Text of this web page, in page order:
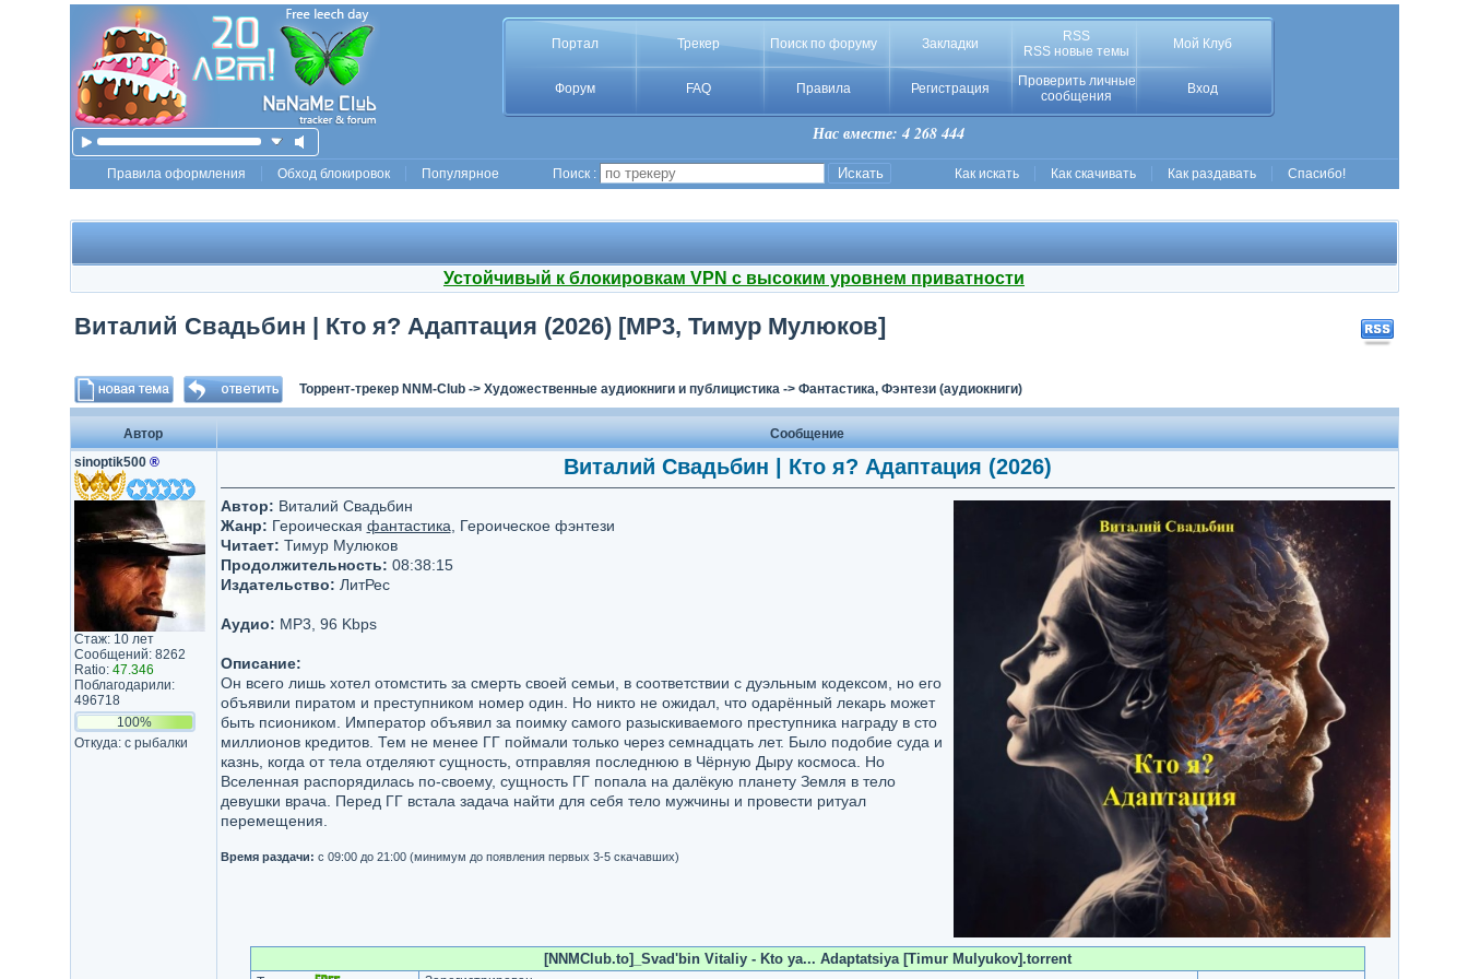
Портал Трекер Поиск по форуму Закладки
RSS
RSS новые темы
Мой Клуб
Форум FAQ Правила Регистрация
Проверить личные
сообщения
Вход
Нас вместе: 4 268 444
Правила оформления Обход блокировок Популярное Поиск : Как искать Как скачивать Как раздавать Спасибо!
Устойчивый к блокировкам VPN с высоким уровнем приватности
Виталий Свадьбин | Кто я? Адаптация (2026) [MP3, Тимур Мулюков]
Торрент-трекер NNM-Club-> Художественные аудиокниги и публицистика-> Фантастика, Фэнтези (аудиокниги)
Автор
Сообщение
sinoptik500 ®
Стаж: 10 лет
Сообщений: 8262
Ratio: 47.346
Поблагодарили:
496718
100%
Откуда: с рыбалки
Виталий Свадьбин | Кто я? Адаптация (2026)
Автор: Виталий Свадьбин
Жанр: Героическая фантастика , Героическое фэнтези
Читает: Тимур Мулюков
Продолжительность: 08:38:15
Издательство: ЛитРес
Аудио: MP3, 96 Kbps
Описание:
Он всего лишь хотел отомстить за смерть своей семьи, в соответствии с дуэльным кодексом, но его
объявили пиратом и преступником номер один. Но никто не ожидал, что одарённый лекарь может
быть псиоником. Император объявил за поимку самого разыскиваемого преступника награду в сто
миллионов кредитов. Тем не менее ГГ поймали только через семнадцать лет. Было подобие суда и
казнь, когда от тела отделяют сущность, отправляя последнюю в Чёрную Дыру космоса. Но
Вселенная распорядилась по-своему, сущность ГГ попала на далёкую планету Земля в тело
девушки врача. Перед ГГ встала задача найти для себя тело мужчины и провести ритуал
перемещения.
Время раздачи: с 09:00 до 21:00 (минимум до появления первых 3-5 скачавших)
[NNMClub.to]_Svad'bin Vitaliy - Kto ya... Adaptatsiya [Timur Mulyukov].torrent